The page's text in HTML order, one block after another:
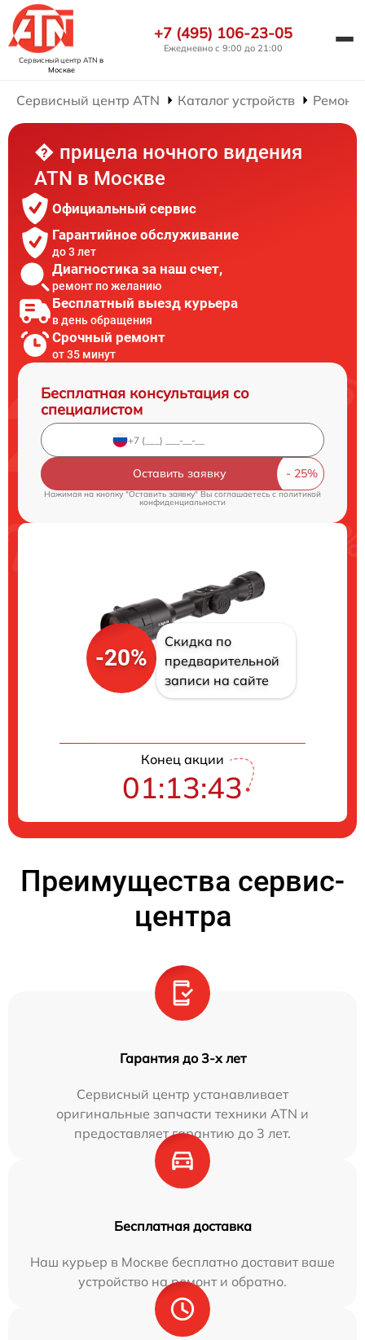
Сервисный центр ATN в
Москве
+7 (495) 106-23-05
Ежедневно с 9:00 до 21:00
Сервисный центр ATN Каталог устройств Ремонт
� прицела ночного видения
ATN в Москве
Официальный сервис
Гарантийное обслуживание
до 3 лет
Диагностика за наш счет,
ремонт по желанию
Бесплатный выезд курьера
в день обращения
Срочный ремонт
от 35 минут
Бесплатная консультация со
специалистом
Оставить заявку
Нажимая на кнопку "Оставить заявку" Вы соглашаетесь cполитикой
конфиденциальности
-20%
Скидка по
предварительной
записи на сайте
Конец акции
01:13:42
Преимущества сервис-
центра
Гарантия до 3-х лет
Сервисный центр устанавливает
оригинальные запчасти техники ATN и
предоставляет гарантию до 3 лет.
Бесплатная доставка
Наш курьер в Москве бесплатно доставит ваше
устройство на ремонт и обратно.